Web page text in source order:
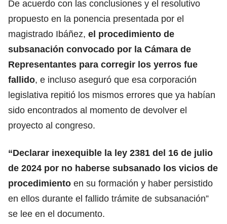
De acuerdo con las conclusiones y el resolutivo
propuesto en la ponencia presentada por el
magistrado Ibáñez, el procedimiento de
subsanación convocado por la Cámara de
Representantes para corregir los yerros fue
fallido, e incluso aseguró que esa corporación
legislativa repitió los mismos errores que ya habían
sido encontrados al momento de devolver el
proyecto al congreso.
“Declarar inexequible la ley 2381 del 16 de julio
de 2024 por no haberse subsanado los vicios de
procedimiento en su formación y haber persistido
en ellos durante el fallido trámite de subsanación”
se lee en el documento.